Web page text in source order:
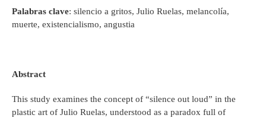
Palabras clave: silencio a gritos, Julio Ruelas, melancolía,
muerte, existencialismo, angustia
Abstract
This study examines the concept of “silence out loud” in the
plastic art of Julio Ruelas, understood as a paradox full of